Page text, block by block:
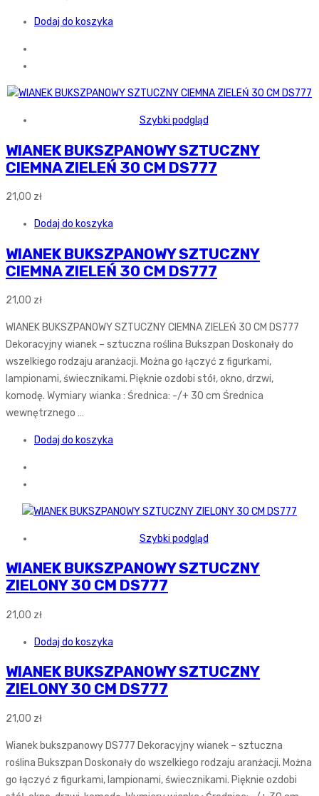
Dodaj do koszyka
Szybki podgląd
WIANEK BUKSZPANOWY SZTUCZNY
CIEMNA ZIELEŃ 30 CM DS777
21,00 zł
Dodaj do koszyka
WIANEK BUKSZPANOWY SZTUCZNY
CIEMNA ZIELEŃ 30 CM DS777
21,00 zł
WIANEK BUKSZPANOWY SZTUCZNY CIEMNA ZIELEŃ 30 CM DS777
Dekoracyjny wianek – sztuczna roślina Bukszpan Doskonały do
wszelkiego rodzaju aranżacji. Można go łączyć z figurkami,
lampionami, świecznikami. Pięknie ozdobi stół, okno, drzwi,
komodę. Wymiary wianka : Średnica: -/+ 30 cm Średnica
wewnętrznego …
Dodaj do koszyka
Szybki podgląd
WIANEK BUKSZPANOWY SZTUCZNY
ZIELONY 30 CM DS777
21,00 zł
Dodaj do koszyka
WIANEK BUKSZPANOWY SZTUCZNY
ZIELONY 30 CM DS777
21,00 zł
Wianek bukszpanowy DS777 Dekoracyjny wianek – sztuczna
roślina Bukszpan Doskonały do wszelkiego rodzaju aranżacji. Można
go łączyć z figurkami, lampionami, świecznikami. Pięknie ozdobi